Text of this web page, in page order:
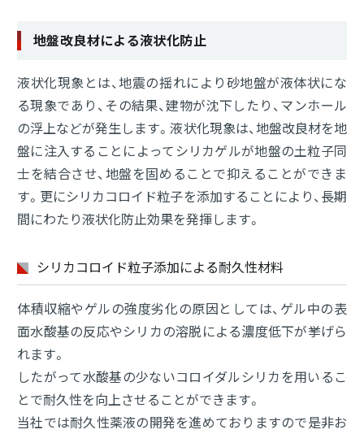
地盤改良材による液状化防止
液状化現象とは、地震の揺れにより砂地盤が液体状にな
る現象であり、その結果、建物が沈下したり、マンホール
の浮上などが発生します。液状化現象は、地盤改良材を地
盤に注入することによってシリカゲルが地盤の土粒子同
士を結合させ、地盤を固めることで抑えることができま
す。更にシリカコロイド粒子を添加することにより、長期
間にわたり液状化防止効果を発揮します。
シリカコロイド粒子添加による耐久性材料
体積収縮やゲルの強度劣化の原因としては、ゲル中の表
面水酸基の反応やシリカの溶脱による濃度低下が挙げら
れます。
したがって水酸基の少ないコロイダルシリカを用いるこ
とで耐久性を向上させることができます。
当社では耐久性薬液の開発を進めておりますので是非お